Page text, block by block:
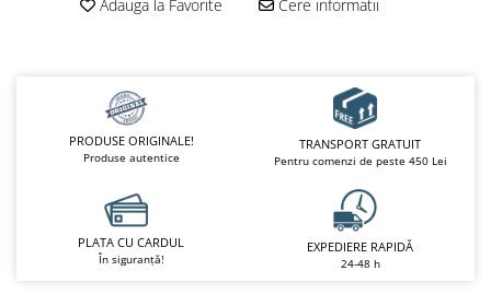
Adauga la Favorite Cere informatii
PRODUSE ORIGINALE!
Produse autentice
TRANSPORT GRATUIT
Pentru comenzi de peste 450 Lei
PLATA CU CARDUL
În siguranță!
EXPEDIERE RAPIDĂ
24-48 h